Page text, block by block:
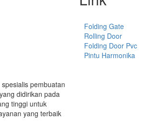
pembuatan
didirikan pada
tinggi untuk
yang terbaik
Folding Gate
Rolling Door
Folding Door Pvc
Pintu Harmonika